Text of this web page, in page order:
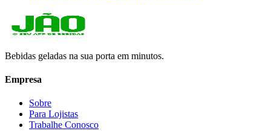
Bebidas geladas na sua porta em minutos.
Empresa
Sobre
Para Lojistas
Trabalhe Conosco